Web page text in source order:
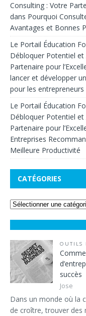
Consulting : Votre
dans Pourquoi
Avantages et Bonnes
Le Portail Éducation
Débloquer Potentiel et
Partenaire pour
lancer et développer
pour les entrepreneurs
Le Portail Éducation
Débloquer Potentiel et
Partenaire pour
Entreprises
Meilleure Productivité
CATÉGORIES
OUTILS
succès
Jose
Dans un monde où la
de croître, trouver des